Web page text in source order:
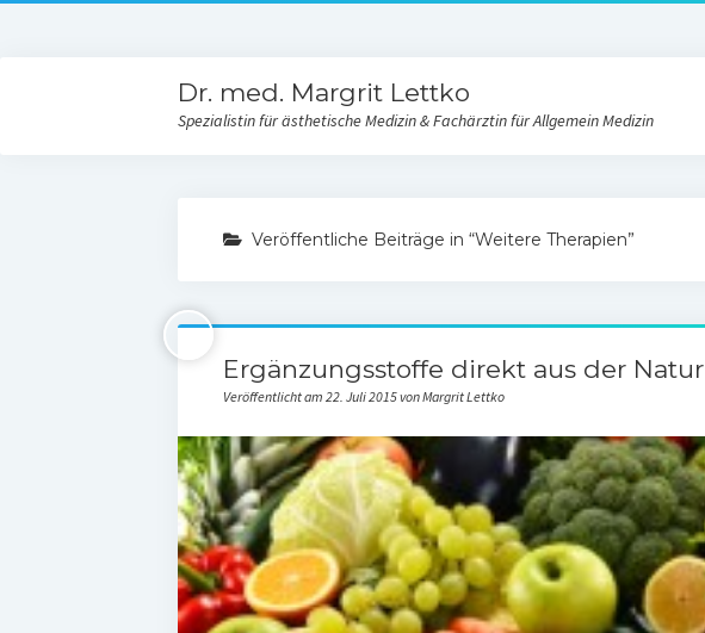
Dr. med. Margrit Lettko
Spezialistin für ästhetische Medizin & Fachärztin für Allgemein Medizin
Veröffentliche Beiträge in “Weitere Therapien”
Ergänzungsstoffe direkt aus der Natur
Veröffentlicht am 22. Juli 2015 von Margrit Lettko